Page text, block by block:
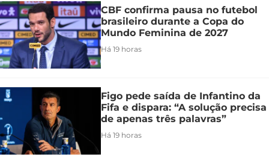
CBF confirma pausa no futebol
brasileiro durante a Copa do
Mundo Feminina de 2027
Há 19 horas
Figo pede saída de Infantino da
Fifa e dispara: “A solução precisa
de apenas três palavras”
Há 19 horas